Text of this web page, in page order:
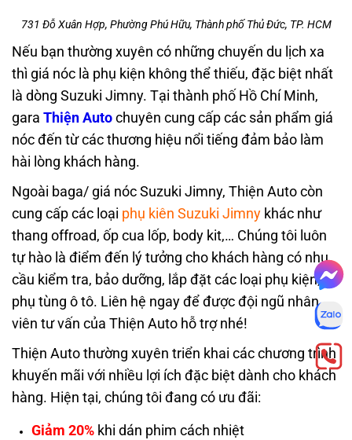
731 Đỗ Xuân Hợp, Phường Phú Hữu, Thành phố Thủ Đức, TP. HCM
Nếu bạn thường xuyên có những chuyến du lịch xa
thì giá nóc là phụ kiện không thể thiếu, đặc biệt nhất
là dòng Suzuki Jimny. Tại thành phố Hồ Chí Minh,
gara Thiện Autochuyên cung cấp các sản phẩm giá
nóc đến từ các thương hiệu nổi tiếng đảm bảo làm
hài lòng khách hàng.
Ngoài baga/ giá nóc Suzuki Jimny, Thiện Auto còn
cung cấp các loại phụ kiên Suzuki Jimny khác như
thang offroad, ốp cua lốp, body kit,… Chúng tôi luôn
tự hào là điểm đến lý tưởng cho khách hàng có nhu
cầu kiểm tra, bảo dưỡng, lắp đặt các loại phụ kiện,
phụ tùng ô tô. Liên hệ ngay để được đội ngũ nhân
viên tư vấn của Thiện Auto hỗ trợ nhé!
Thiện Auto thường xuyên triển khai các chương trình
khuyến mãi với nhiều lợi ích đặc biệt dành cho khách
hàng. Hiện tại, chúng tôi đang có ưu đãi:
Giảm 20% khi dán phim cách nhiệt